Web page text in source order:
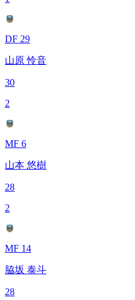
DF 29
山原 怜音
30
2
MF 6
山本 悠樹
28
2
MF 14
脇坂 泰斗
28